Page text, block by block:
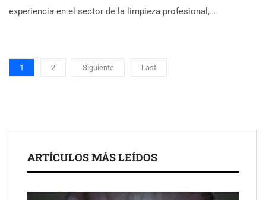
experiencia en el sector de la limpieza profesional,…
1 2 Siguiente Last
ARTÍCULOS MÁS LEÍDOS